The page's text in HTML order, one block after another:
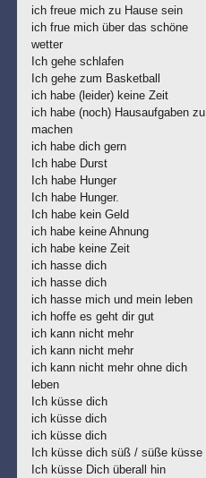
ich freue mich zu Hause sein
ich frue mich über das schöne
wetter
Ich gehe schlafen
Ich gehe zum Basketball
ich habe (leider) keine Zeit
ich habe (noch) Hausaufgaben zu
machen
ich habe dich gern
Ich habe Durst
Ich habe Hunger
Ich habe Hunger.
Ich habe kein Geld
ich habe keine Ahnung
ich habe keine Zeit
ich hasse dich
ich hasse dich
ich hasse mich und mein leben
ich hoffe es geht dir gut
ich kann nicht mehr
ich kann nicht mehr
ich kann nicht mehr ohne dich
leben
Ich küsse dich
ich küsse dich
ich küsse dich
Ich küsse dich süß / süße küsse
Ich küsse Dich überall hin